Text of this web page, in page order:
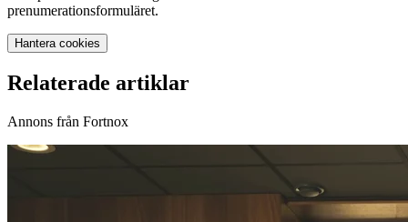
prenumerationsformuläret.
Hantera cookies
Relaterade artiklar
Annons från Fortnox